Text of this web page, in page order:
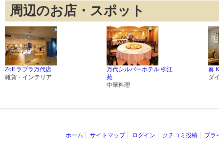
周辺のお店・スポット
Zoff ラブラ万代店
雑貨・インテリア
万代シルバーホテル 柳江
苑
中華料理
奏
ダ
ホーム サイトマップ ログイン クチコミ投稿 プラ